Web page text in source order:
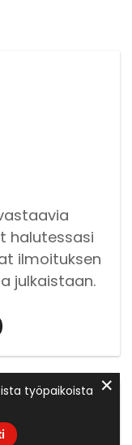
halutessasi
ilmoituksen
julkaistaan.
työpaikoista ✕